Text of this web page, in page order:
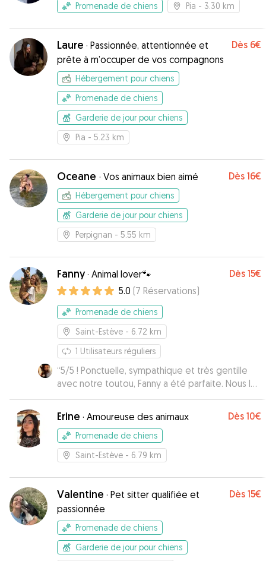
Promenade de chiens Pia - 3.30 km
Laure · Passionnée, attentionnée et
prête à m’occuper de vos compagnons
Dès 6€
Hébergement pour chiens
Promenade de chiens
Garderie de jour pour chiens
Pia - 5.23 km
Oceane · Vos animaux bien aimé Dès 16€
Hébergement pour chiens
Garderie de jour pour chiens
Perpignan - 5.55 km
Fanny· Animal lover🐾 Dès 15€
5.0 (7 Réservations)
Promenade de chiens
Saint-Estève - 6.72 km
1 Utilisateurs réguliers
“5/5 ! Ponctuelle, sympathique et très gentille
avec notre toutou, Fanny a été parfaite. Nous lui
confierons notre toutou avec plaisir une
prochaine fois. :-)
Erine · Amoureuse des animaux Dès 10€
Promenade de chiens
Saint-Estève - 6.79 km
Valentine · Pet sitter qualifiée et
passionnée
Dès 15€
Promenade de chiens
Garderie de jour pour chiens